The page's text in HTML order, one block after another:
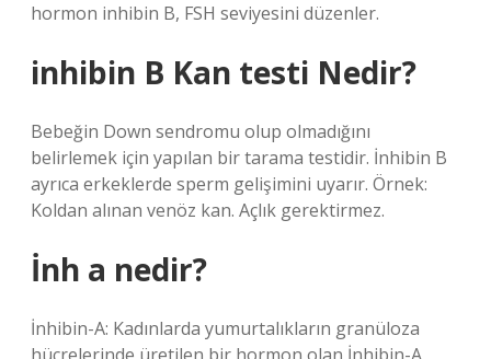
hormon inhibin B, FSH seviyesini düzenler.
inhibin B Kan testi Nedir?
Bebeğin Down sendromu olup olmadığını
belirlemek için yapılan bir tarama testidir. İnhibin B
ayrıca erkeklerde sperm gelişimini uyarır. Örnek:
Koldan alınan venöz kan. Açlık gerektirmez.
İnh a nedir?
İnhibin-A: Kadınlarda yumurtalıkların granüloza